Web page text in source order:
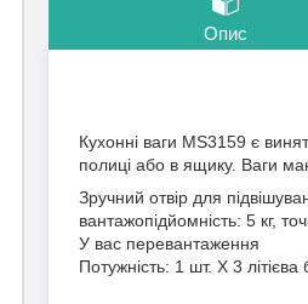
Опис
Кухонні ваги MS3159 є
полиці або в ящику. Ваги
Зручний отвір для
вантажопідйомність: 5 кг,
У вас перевантаження
Потужність: 1 шт. Х 3 літієва